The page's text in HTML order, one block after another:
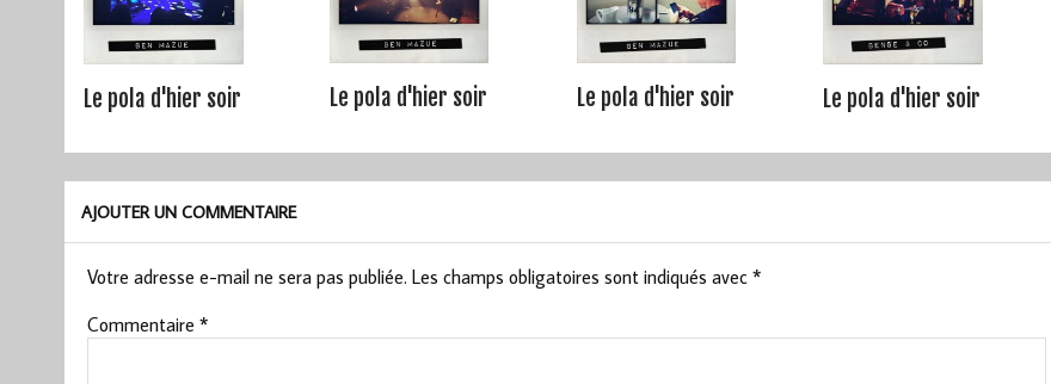
Le pola d'hier soir Le pola d'hier soir Le pola d'hier soir Le pola d'hier soir
AJOUTER UN COMMENTAIRE
Votre adresse e-mail ne sera pas publiée. Les champs obligatoires sont indiqués avec *
Commentaire *